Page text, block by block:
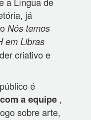
já
Nós temos
em Libras
criativo e
é
a equipe ,
sobre arte,